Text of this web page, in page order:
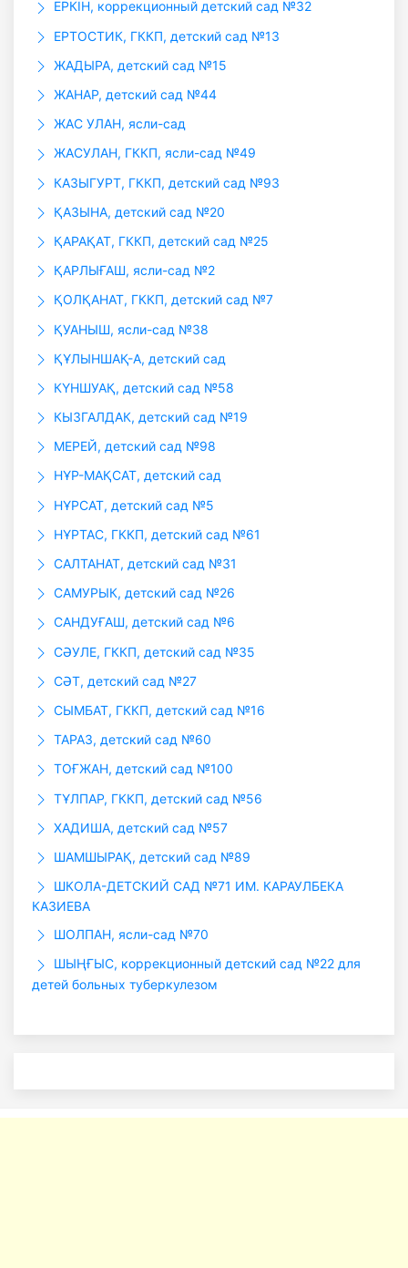
ЕРКІН, коррекционный детский сад №32
ЕРТОСТИК, ГККП, детский сад №13
ЖАДЫРА, детский сад №15
ЖАНАР, детский сад №44
ЖАС УЛАН, ясли-сад
ЖАСУЛАН, ГККП, ясли-сад №49
КАЗЫГУРТ, ГККП, детский сад №93
ҚАЗЫНА, детский сад №20
ҚАРАҚАТ, ГККП, детский сад №25
ҚАРЛЫҒАШ, ясли-сад №2
ҚОЛҚАНАТ, ГККП, детский сад №7
ҚУАНЫШ, ясли-сад №38
ҚҰЛЫНШАҚ-А, детский сад
КҮНШУАҚ, детский сад №58
КЫЗГАЛДАК, детский сад №19
МЕРЕЙ, детский сад №98
НҰР-МАҚСАТ, детский сад
НҰРСАТ, детский сад №5
НҰРТАС, ГККП, детский сад №61
САЛТАНАТ, детский сад №31
САМУРЫК, детский сад №26
САНДУҒАШ, детский сад №6
СӘУЛЕ, ГККП, детский сад №35
СӘТ, детский сад №27
СЫМБАТ, ГККП, детский сад №16
ТАРАЗ, детский сад №60
ТОҒЖАН, детский сад №100
ТҰЛПАР, ГККП, детский сад №56
ХАДИША, детский сад №57
ШАМШЫРАҚ, детский сад №89
ШКОЛА-ДЕТСКИЙ САД №71 ИМ. КАРАУЛБЕКА
КАЗИЕВА
ШОЛПАН, ясли-сад №70
ШЫҢҒЫС, коррекционный детский сад №22 для
детей больных туберкулезом